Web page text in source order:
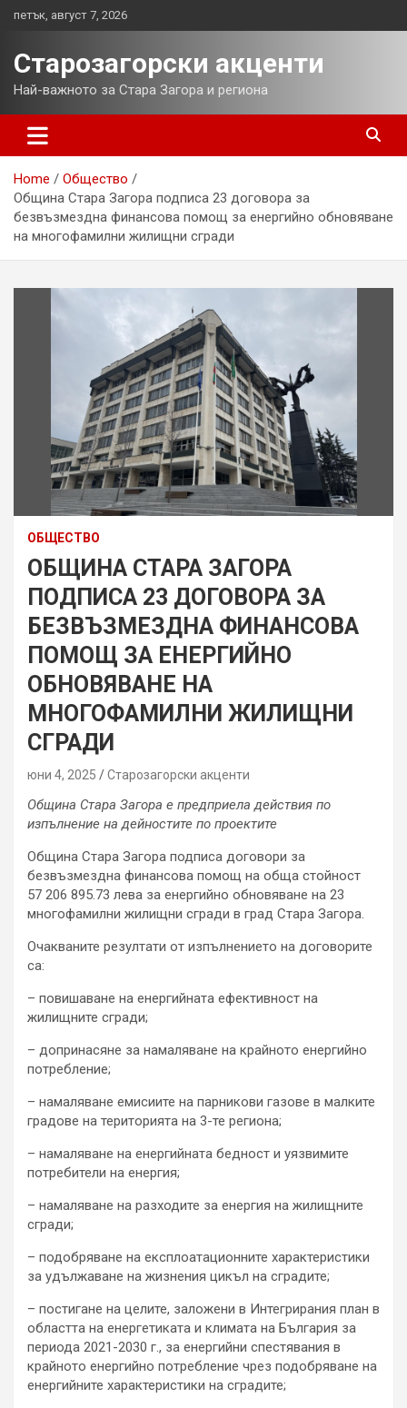
петък, август 7, 2026
Старозагорски акценти
Най-важното за Стара Загора и региона
Home
Общество
Община Стара Загора подписа 23 договора за
безвъзмездна финансова помощ за енергийно обновяване
на многофамилни жилищни сгради
ОБЩЕСТВО
ОБЩИНА СТАРА ЗАГОРА
ПОДПИСА 23 ДОГОВОРА ЗА
БЕЗВЪЗМЕЗДНА ФИНАНСОВА
ПОМОЩ ЗА ЕНЕРГИЙНО
ОБНОВЯВАНЕ НА
МНОГОФАМИЛНИ ЖИЛИЩНИ
СГРАДИ
юни 4, 2025 Старозагорски акценти
Община Стара Загора е предприела действия по
изпълнение на дейностите по проектите
Община Стара Загора подписа договори за
безвъзмездна финансова помощ на обща стойност
57 206 895.73 лева за енергийно обновяване на 23
многофамилни жилищни сгради в град Стара Загора.
Очакваните резултати от изпълнението на договорите
са:
– повишаване на енергийната ефективност на
жилищните сгради;
– допринасяне за намаляване на крайното енергийно
потребление;
– намаляване емисиите на парникови газове в малките
градове на територията на 3-те региона;
– намаляване на енергийната бедност и уязвимите
потребители на енергия;
– намаляване на разходите за енергия на жилищните
сгради;
– подобряване на експлоатационните характеристики
за удължаване на жизнения цикъл на сградите;
– постигане на целите, заложени в Интегрирания план в
областта на енергетиката и климата на България за
периода 2021-2030 г., за енергийни спестявания в
крайното енергийно потребление чрез подобряване на
енергийните характеристики на сградите;